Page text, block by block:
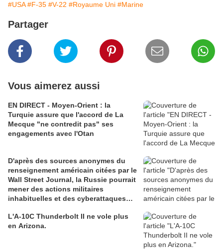
#USA #F-35 #V-22 #Royaume Uni #Marine
Partager
Vous aimerez aussi
EN DIRECT - Moyen-Orient : la
Turquie assure que l'accord de La
Mecque "ne contredit pas" ses
engagements avec l'Otan
D'après des sources anonymes du
renseignement américain citées par le
Wall Street Journal, la Russie pourrait
mener des actions militaires
inhabituelles et des cyberattaques
L'A-10C Thunderbolt II ne vole plus
en Arizona.